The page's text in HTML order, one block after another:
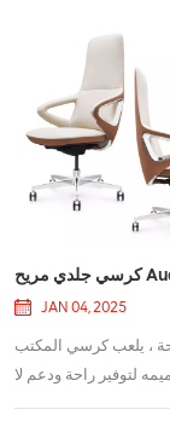
JAN 04, 2025
، يلعب كرسي المكتب
لتوفير راحة ودعم لا